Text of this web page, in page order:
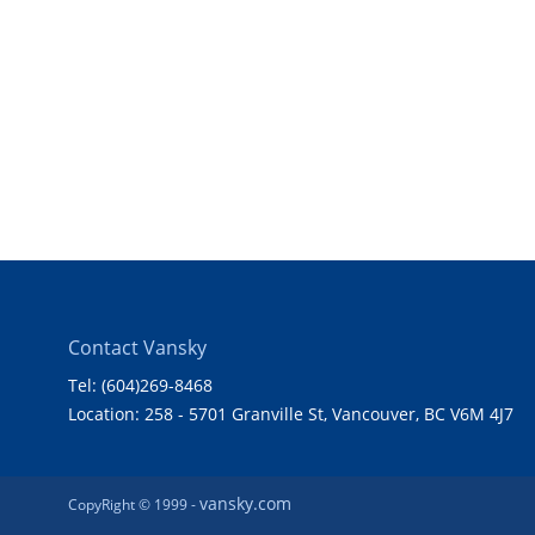
Contact Vansky
Tel: (604)269-8468
Location: 258 - 5701 Granville St, Vancouver, BC V6M 4J7
CopyRight © 1999 -vansky.com